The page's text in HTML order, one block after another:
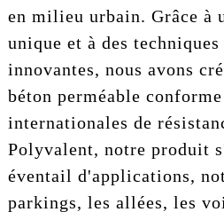
en milieu urbain. Grâce à
unique et à des
innovantes, nous avons
béton perméable
internationales de
Polyvalent, notre produit
éventail d'applications,
parkings, les allées, les